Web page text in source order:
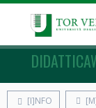
[I]NFO